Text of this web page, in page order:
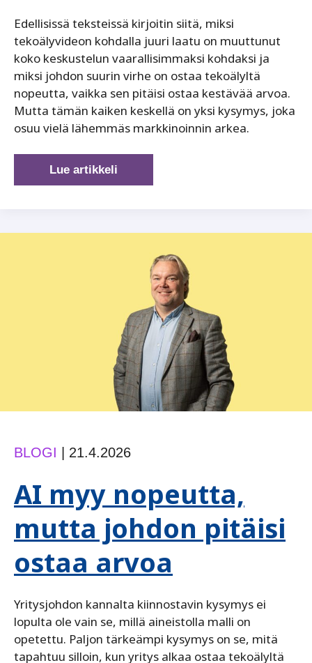
Edellisissä teksteissä kirjoitin siitä, miksi
tekoälyvideon kohdalla juuri laatu on muuttunut
koko keskustelun vaarallisimmaksi kohdaksi ja
miksi johdon suurin virhe on ostaa tekoälyltä
nopeutta, vaikka sen pitäisi ostaa kestävää arvoa.
Mutta tämän kaiken keskellä on yksi kysymys, joka
osuu vielä lähemmäs markkinoinnin arkea.
Nopeampi
tuotanto
Lue artikkeli
BLOGI 21.4.2026
AI myy nopeutta,
mutta johdon pitäisi
ostaa arvoa
Yritysjohdon kannalta kiinnostavin kysymys ei
lopulta ole vain se, millä aineistolla malli on
opetettu. Paljon tärkeämpi kysymys on se, mitä
tapahtuu silloin, kun yritys alkaa ostaa tekoälyltä